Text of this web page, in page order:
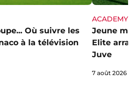
Où suivre les
à la télévision
ACADEMY
Jeune
Elite
Juve
7 août 2026